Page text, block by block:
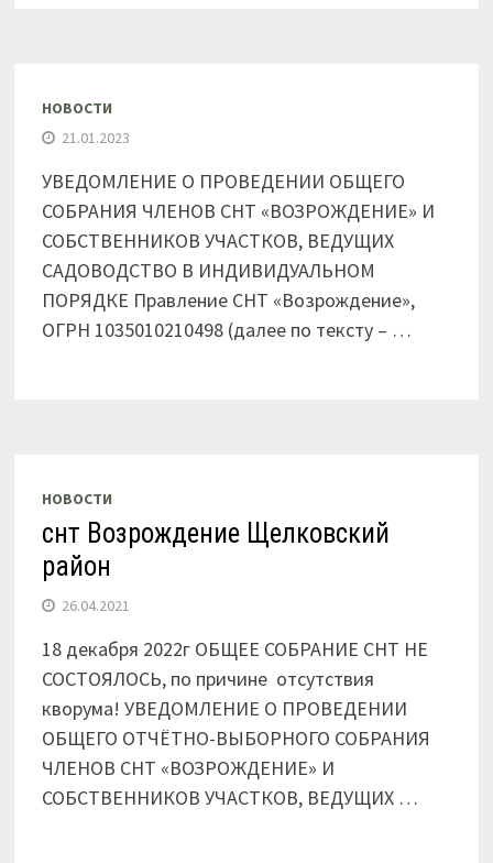
НОВОСТИ
21.01.2023
УВЕДОМЛЕНИЕ О ПРОВЕДЕНИИ ОБЩЕГО
СОБРАНИЯ ЧЛЕНОВ СНТ «ВОЗРОЖДЕНИЕ» И
СОБСТВЕННИКОВ УЧАСТКОВ, ВЕДУЩИХ
САДОВОДСТВО В ИНДИВИДУАЛЬНОМ
ПОРЯДКЕ Правление СНТ «Возрождение»,
ОГРН 1035010210498 (далее по тексту – …
НОВОСТИ
снт Возрождение Щелковский
район
26.04.2021
18 декабря 2022г ОБЩЕЕ СОБРАНИЕ СНТ НЕ
СОСТОЯЛОСЬ, по причине отсутствия
кворума! УВЕДОМЛЕНИЕ О ПРОВЕДЕНИИ
ОБЩЕГО ОТЧЁТНО-ВЫБОРНОГО СОБРАНИЯ
ЧЛЕНОВ СНТ «ВОЗРОЖДЕНИЕ» И
СОБСТВЕННИКОВ УЧАСТКОВ, ВЕДУЩИХ …